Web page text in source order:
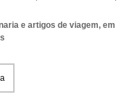
e artigos de viagem, em